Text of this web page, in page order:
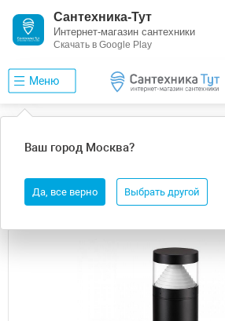
Сантехника-Тут
Интернет-магазин сантехники
Скачать в Google Play
Меню
Ваш город Москва?
Да, все верно Выбрать другой
Ландшафтный светильник Odeon
плафона/подвески Прозрачный,